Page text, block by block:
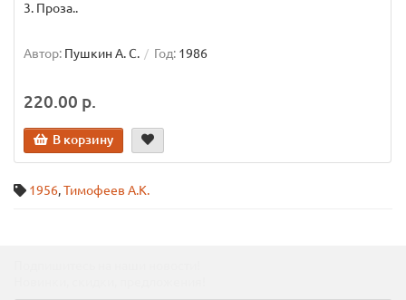
3. Проза..
Автор: Пушкин А. С. Год: 1986
220.00 р.
В корзину
1956,Тимофеев А.К.